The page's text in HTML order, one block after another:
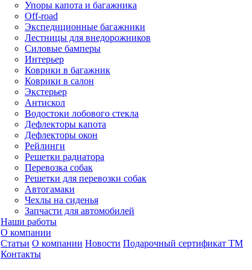
Упоры капота и багажника
Off-road
Экспедиционные багажники
Лестницы для внедорожников
Силовые бамперы
Интерьер
Коврики в багажник
Коврики в салон
Экстерьер
Антискол
Водостоки лобового стекла
Дефлекторы капота
Дефлекторы окон
Рейлинги
Решетки радиатора
Перевозка собак
Решетки для перевозки собак
Автогамаки
Чехлы на сиденья
Запчасти для автомобилей
Наши работы
О компании
Статьи О компании Новости Подарочный сертификат ТМ
Контакты